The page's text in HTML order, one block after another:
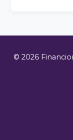
© 2026